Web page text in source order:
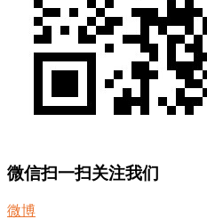
微信扫一扫关注我们
微博